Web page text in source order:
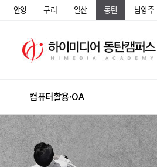
안양 구리 일산 동탄 남양주
컴퓨터활용·OA